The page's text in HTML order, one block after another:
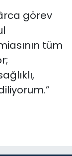
görev
tüm